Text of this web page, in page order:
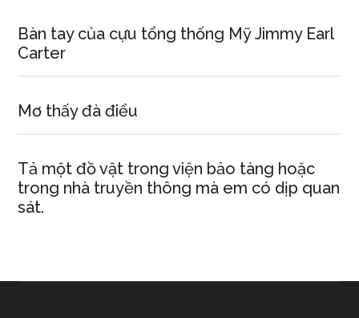
Bàn tay của cựu tổng thống Mỹ Jimmy Earl
Carter
Mơ thấy đà điểu
Tả một đồ vật trong viện bảo tàng hoặc
trong nhà truyền thông mà em có dịp quan
sát.